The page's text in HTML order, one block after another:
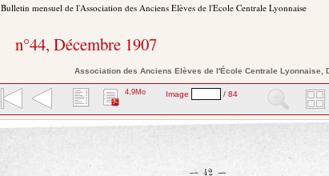
Bulletin mensuel de l'Association des Anciens Elèves de l'Ecole Centrale Lyonnaise
n°44, Décembre 1907
Association des Anciens Elèves de l'École Centrale Lyonnaise,
4,9Mo Image / 84